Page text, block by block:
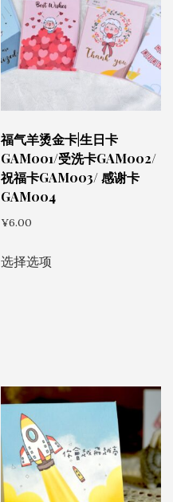
福气羊烫金卡|生日卡
GAM001/受洗卡GAM002/
祝福卡GAM003/ 感谢卡
GAM004
¥6.00
选择选项
产
体。
在
产
品